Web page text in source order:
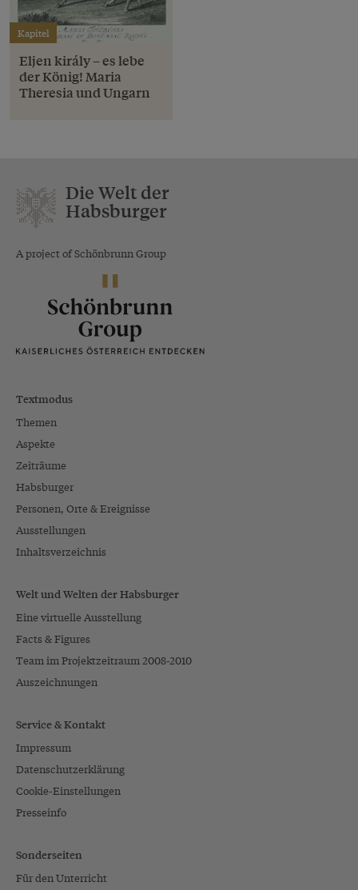
Kapitel
Eljen király – es lebe
der König! Maria
Theresia und Ungarn
Die Welt der
Habsburger
A project of Schönbrunn Group
Textmodus
Themen
Aspekte
Zeiträume
Habsburger
Personen, Orte & Ereignisse
Ausstellungen
Inhaltsverzeichnis
Welt und Welten der Habsburger
Eine virtuelle Ausstellung
Facts & Figures
Team im Projektzeitraum 2008-2010
Auszeichnungen
Service & Kontakt
Impressum
Datenschutzerklärung
Cookie-Einstellungen
Presseinfo
Sonderseiten
Für den Unterricht